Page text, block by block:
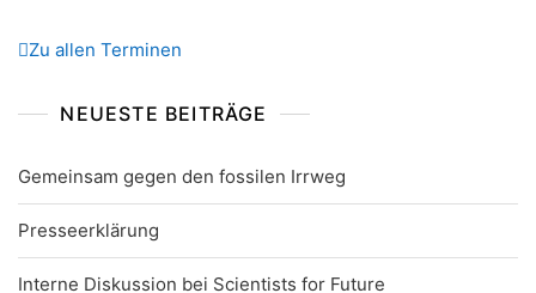
Zu allen Terminen
NEUESTE BEITRÄGE
Gemeinsam gegen den fossilen Irrweg
Presseerklärung
Interne Diskussion bei Scientists for Future